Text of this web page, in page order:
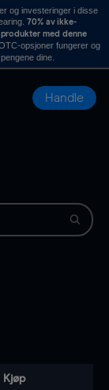
og investeringer i disse
70% av ikke-
med denne
opsjoner fungerer og
dine.
Handle
Kjøp